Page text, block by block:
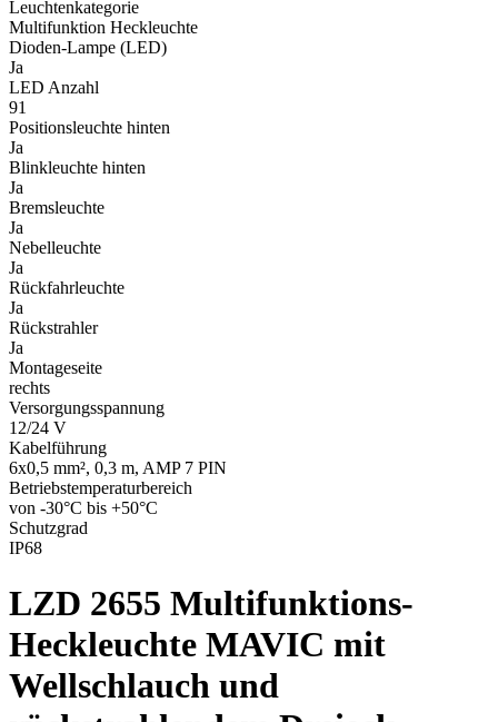
Leuchtenkategorie
Multifunktion Heckleuchte
Dioden-Lampe (LED)
Ja
LED Anzahl
91
Positionsleuchte hinten
Ja
Blinkleuchte hinten
Ja
Bremsleuchte
Ja
Nebelleuchte
Ja
Rückfahrleuchte
Ja
Rückstrahler
Ja
Montageseite
rechts
Versorgungsspannung
12/24 V
Kabelführung
6x0,5 mm², 0,3 m, AMP 7 PIN
Betriebstemperaturbereich
von -30°C bis +50°C
Schutzgrad
IP68
LZD 2655 Multifunktions-
Heckleuchte MAVIC mit
Wellschlauch und